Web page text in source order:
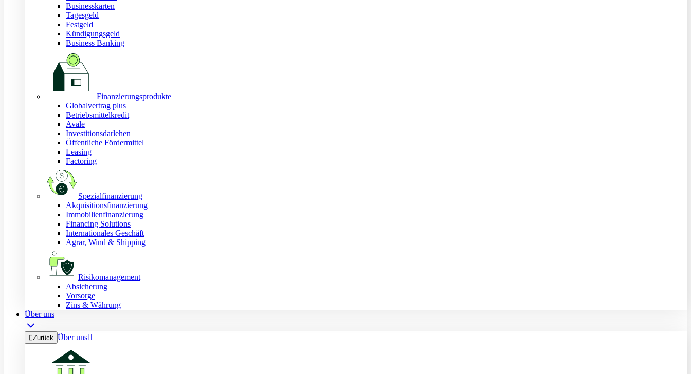
Businesskarten
Tagesgeld
Festgeld
Kündigungsgeld
Business Banking
Finanzierungsprodukte
Globalvertrag plus
Betriebsmittelkredit
Avale
Investitionsdarlehen
Öffentliche Fördermittel
Leasing
Factoring
Spezialfinanzierung
Akquisitionsfinanzierung
Immobilienfinanzierung
Financing Solutions
Internationales Geschäft
Agrar, Wind & Shipping
Risikomanagement
Absicherung
Vorsorge
Zins & Währung
Über uns
Zurück Über uns